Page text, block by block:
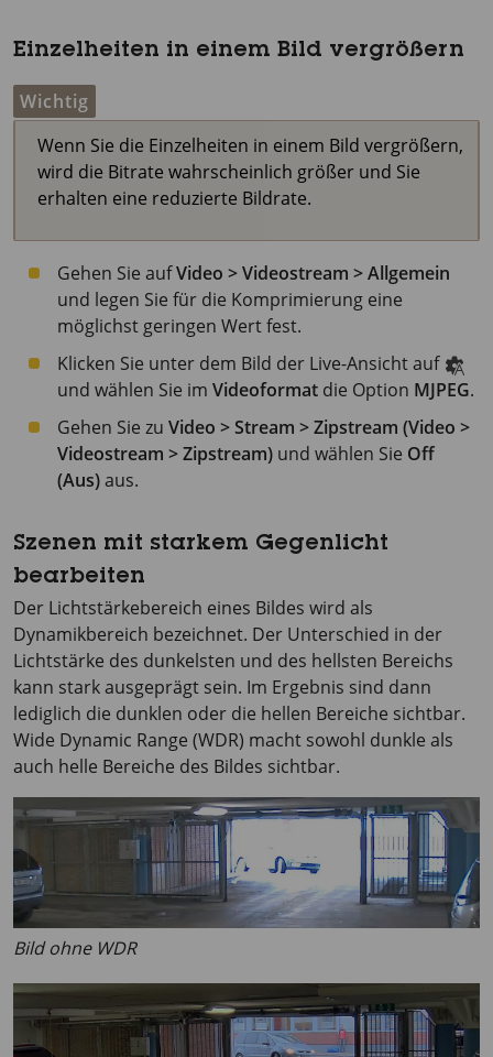
Einzelheiten in einem Bild vergrößern
Wichtig
Wenn Sie die Einzelheiten in einem Bild vergrößern,
wird die Bitrate wahrscheinlich größer und Sie
erhalten eine reduzierte Bildrate.
Gehen Sie aufVideo > Videostream > Allgemein
und legen Sie für die Komprimierung eine
möglichst geringen Wert fest.
Klicken Sie unter dem Bild der Live-Ansicht auf
und wählen Sie im Videoformat die Option MJPEG.
Gehen Sie zu Video > Stream > Zipstream (Video >
Videostream > Zipstream) und wählen Sie Off
(Aus)aus.
Szenen mit starkem Gegenlicht
bearbeiten
Der Lichtstärkebereich eines Bildes wird als
Dynamikbereich bezeichnet. Der Unterschied in der
Lichtstärke des dunkelsten und des hellsten Bereichs
kann stark ausgeprägt sein. Im Ergebnis sind dann
lediglich die dunklen oder die hellen Bereiche sichtbar.
Wide Dynamic Range (WDR) macht sowohl dunkle als
auch helle Bereiche des Bildes sichtbar.
Bild ohne WDR